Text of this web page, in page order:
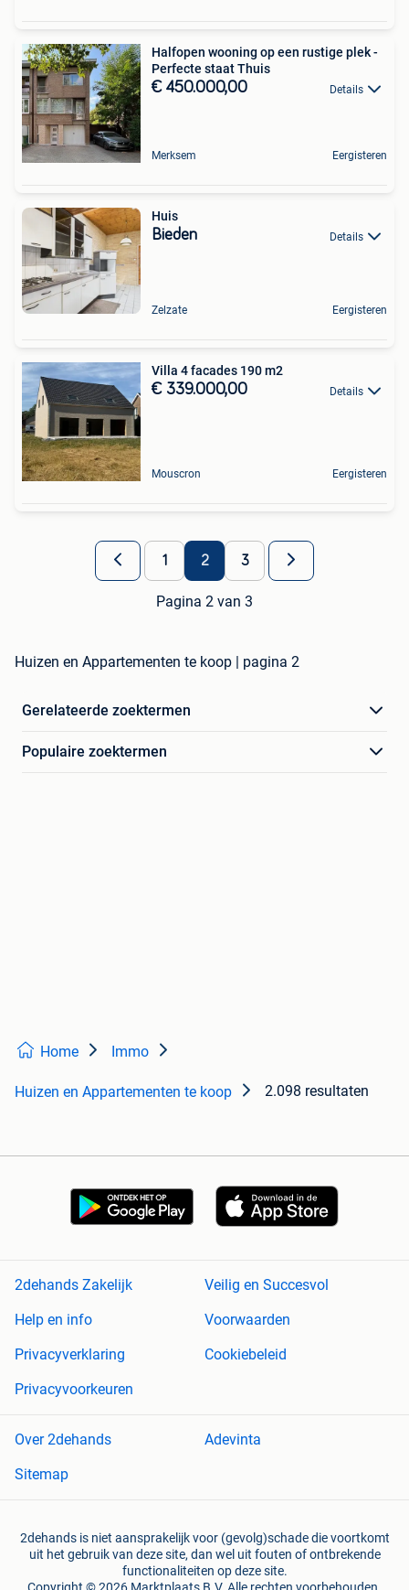
Halfopen wooning op een rustige plek -
Perfecte staat Thuis
€ 450.000,00 Details
Merksem Eergisteren
Huis
Bieden Details
Zelzate Eergisteren
Villa 4 facades 190 m2
€ 339.000,00 Details
Mouscron Eergisteren
1 2 3
Pagina 2 van 3
Huizen en Appartementen te koop | pagina 2
Gerelateerde zoektermen
Populaire zoektermen
Home Immo
Huizen en Appartementen te koop 2.098 resultaten
2dehands Zakelijk
Veilig en Succesvol
Help en info
Voorwaarden
Privacyverklaring
Cookiebeleid
Privacyvoorkeuren
Over 2dehands
Adevinta
Sitemap
2dehands is niet aansprakelijk voor (gevolg)schade die voortkomt
uit het gebruik van deze site, dan wel uit fouten of ontbrekende
functionaliteiten op deze site.